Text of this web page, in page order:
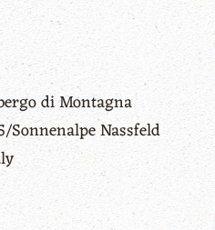
di Montagna
Sonnenalpe Nassfeld